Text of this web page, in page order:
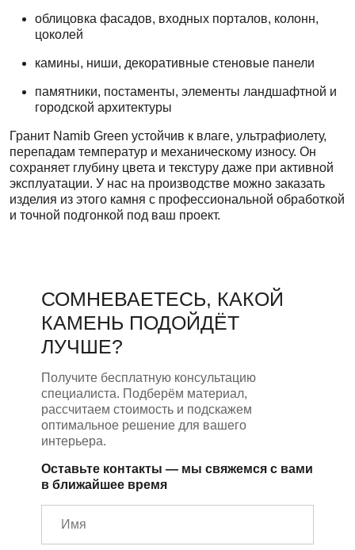
облицовка фасадов, входных порталов, колонн,
цоколей
камины, ниши, декоративные стеновые панели
памятники, постаменты, элементы ландшафтной и
городской архитектуры
Гранит Namib Green устойчив к влаге, ультрафиолету,
перепадам температур и механическому износу. Он
сохраняет глубину цвета и текстуру даже при активной
эксплуатации. У нас на производстве можно заказать
изделия из этого камня с профессиональной обработкой
и точной подгонкой под ваш проект.
СОМНЕВАЕТЕСЬ, КАКОЙ
КАМЕНЬ ПОДОЙДЁТ
ЛУЧШЕ?
Получите бесплатную консультацию
специалиста. Подберём материал,
рассчитаем стоимость и подскажем
оптимальное решение для вашего
интерьера.
Оставьте контакты — мы свяжемся с вами
в ближайшее время